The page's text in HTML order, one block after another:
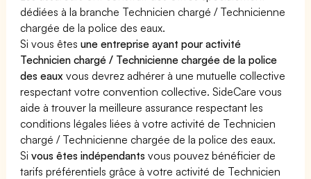
dédiées à la branche Technicien chargé / Technicienne
chargée de la police des eaux.
Si vous êtesune entreprise ayant pour activité
Technicien chargé / Technicienne chargée de la police
des eaux vous devrez adhérer à une mutuelle collective
respectant votre convention collective. SideCare vous
aide à trouver la meilleure assurance respectant les
conditions légales liées à votre activité de Technicien
chargé / Technicienne chargée de la police des eaux.
Sivous êtes indépendants vous pouvez bénéficier de
tarifs préférentiels grâce à votre activité de Technicien